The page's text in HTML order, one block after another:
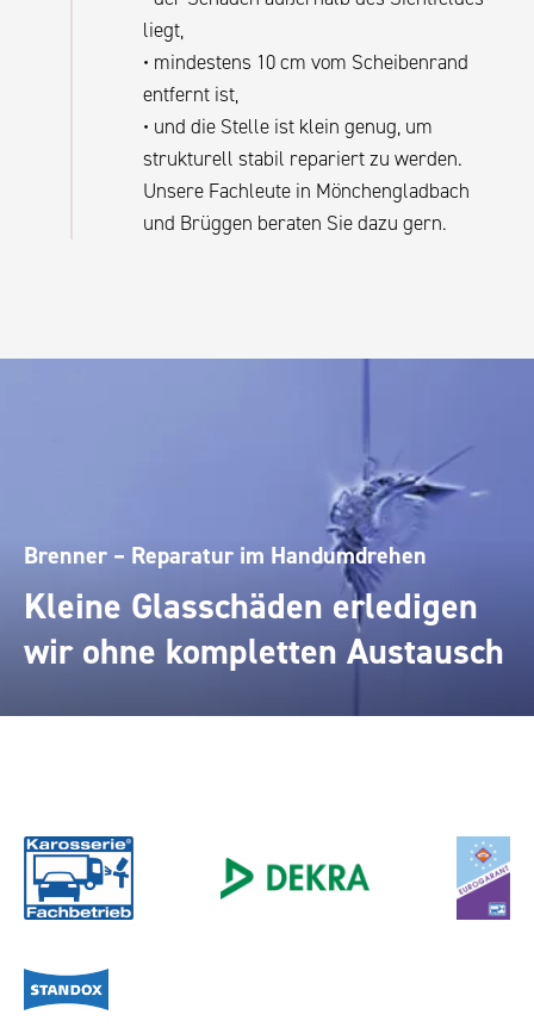
liegt,
• mindestens 10 cm vom Scheibenrand
entfernt ist,
• und die Stelle ist klein genug, um
strukturell stabil repariert zu werden.
Unsere Fachleute in Mönchengladbach
und Brüggen beraten Sie dazu gern.
Brenner – Reparatur im Handumdrehen
Kleine Glasschäden erledigen
wir ohne kompletten Austausch